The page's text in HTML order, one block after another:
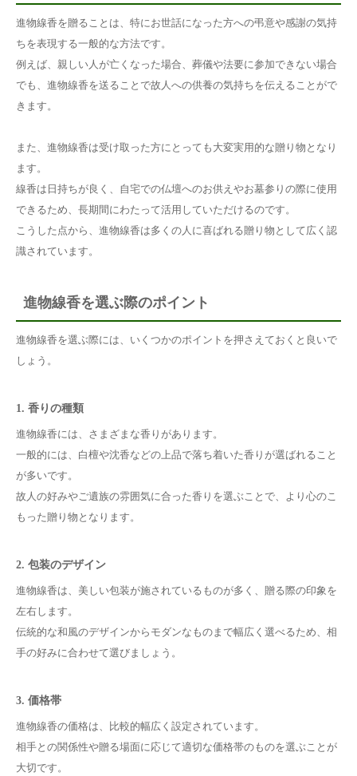
進物線香を贈ることは、特にお世話になった方への弔意や感謝の気持
ちを表現する一般的な方法です。
例えば、親しい人が亡くなった場合、葬儀や法要に参加できない場合
でも、進物線香を送ることで故人への供養の気持ちを伝えることがで
きます。
また、進物線香は受け取った方にとっても大変実用的な贈り物となり
ます。
線香は日持ちが良く、自宅での仏壇へのお供えやお墓参りの際に使用
できるため、長期間にわたって活用していただけるのです。
こうした点から、進物線香は多くの人に喜ばれる贈り物として広く認
識されています。
進物線香を選ぶ際のポイント
進物線香を選ぶ際には、いくつかのポイントを押さえておくと良いで
しょう。
1. 香りの種類
進物線香には、さまざまな香りがあります。
一般的には、白檀や沈香などの上品で落ち着いた香りが選ばれること
が多いです。
故人の好みやご遺族の雰囲気に合った香りを選ぶことで、より心のこ
もった贈り物となります。
2. 包装のデザイン
進物線香は、美しい包装が施されているものが多く、贈る際の印象を
左右します。
伝統的な和風のデザインからモダンなものまで幅広く選べるため、相
手の好みに合わせて選びましょう。
3. 価格帯
進物線香の価格は、比較的幅広く設定されています。
相手との関係性や贈る場面に応じて適切な価格帯のものを選ぶことが
大切です。